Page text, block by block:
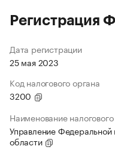
Регистрация
Дата регистрации
25 мая 2023
Код налогового органа
3200
Наименование
Управление
области